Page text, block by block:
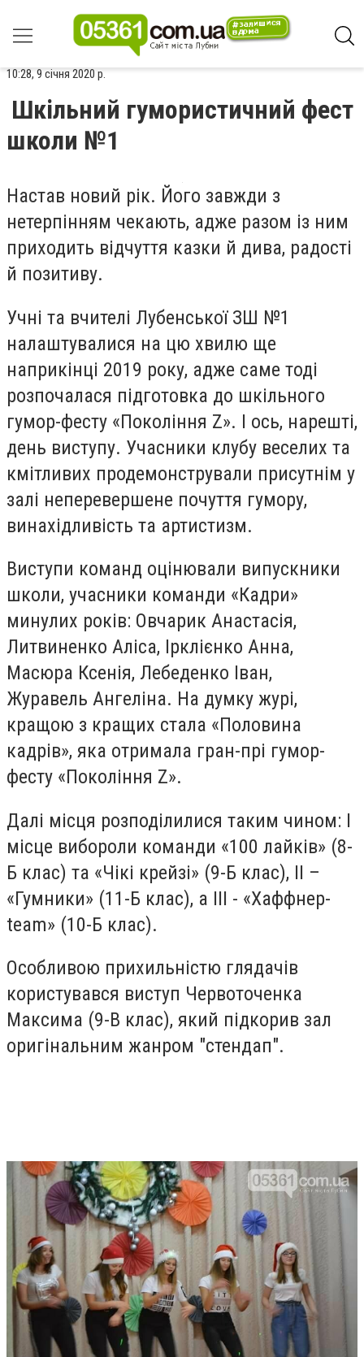
10:28, 9 січня 2020 р.
Шкільний гумористичний фест
школи №1
Настав новий рік. Його завжди з
нетерпінням чекають, адже разом із ним
приходить відчуття казки й дива, радості
й позитиву.
Учні та вчителі Лубенської ЗШ №1
налаштувалися на цю хвилю ще
наприкінці 2019 року, адже саме тоді
розпочалася підготовка до шкільного
гумор-фесту «Покоління Z». І ось, нарешті,
день виступу. Учасники клубу веселих та
кмітливих продемонстрували присутнім у
залі неперевершене почуття гумору,
винахідливість та артистизм.
Виступи команд оцінювали випускники
школи, учасники команди «Кадри»
минулих років: Овчарик Анастасія,
Литвиненко Аліса, Ірклієнко Анна,
Масюра Ксенія, Лебеденко Іван,
Журавель Ангеліна. На думку журі,
кращою з кращих стала «Половина
кадрів», яка отримала гран-прі гумор-
фесту «Покоління Z».
Далі місця розподілилися таким чином: І
місце вибороли команди «100 лайків» (8-
Б клас) та «Чікі крейзі» (9-Б клас), ІІ –
«Гумники» (11-Б клас), а ІІІ - «Хаффнер-
team» (10-Б клас).
Особливою прихильністю глядачів
користувався виступ Червоточенка
Максима (9-В клас), який підкорив зал
оригінальним жанром "стендап".